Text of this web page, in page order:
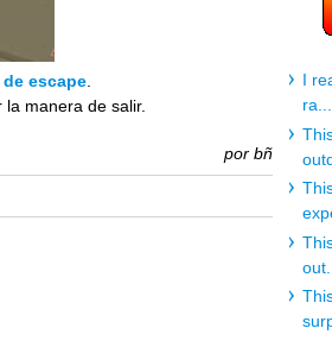
escape
manera de salir.
por bñ
I
ra...
out...